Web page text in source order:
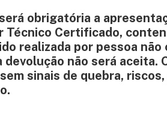
obrigatória a
Técnico Certificado,
realizada por pessoa
não será aceita.
sinais de quebra,